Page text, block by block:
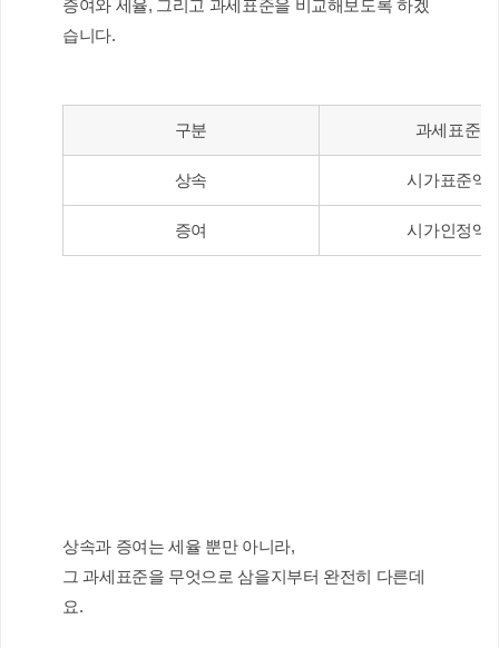
증여와 세율, 그리고 과세표준을 비교해보도록 하겠
습니다.
구분 과세표준
상속 시가표준액
증여 시가인정액
상속과 증여는 세율 뿐만 아니라,
그 과세표준을 무엇으로 삼을지부터 완전히 다른데
요.